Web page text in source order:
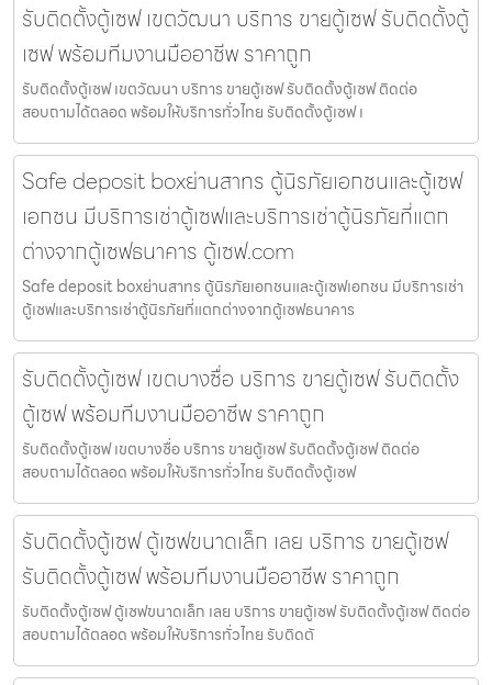
รับติดตั้งตู้เซฟ เขตวัฒนา บริการ ขายตู้เซฟ รับติดตั้งตู้
เซฟ พร้อมทีมงานมืออาชีพ ราคาถูก
รับติดตั้งตู้เซฟ เขตวัฒนา บริการ ขายตู้เซฟ รับติดตั้งตู้เซฟ ติดต่อ
สอบถามได้ตลอด พร้อมให้บริการทั่วไทย รับติดตั้งตู้เซฟ เ
Safe deposit boxย่านสาทร ตู้นิรภัยเอกชนและตู้เซฟ
เอกชน มีบริการเช่าตู้เซฟและบริการเช่าตู้นิรภัยที่แตก
ต่างจากตู้เซฟธนาคาร ตู้เซฟ.com
Safe deposit boxย่านสาทร ตู้นิรภัยเอกชนและตู้เซฟเอกชน มีบริการเช่า
ตู้เซฟและบริการเช่าตู้นิรภัยที่แตกต่างจากตู้เซฟธนาคาร
รับติดตั้งตู้เซฟ เขตบางซื่อ บริการ ขายตู้เซฟ รับติดตั้ง
ตู้เซฟ พร้อมทีมงานมืออาชีพ ราคาถูก
รับติดตั้งตู้เซฟ เขตบางซื่อ บริการ ขายตู้เซฟ รับติดตั้งตู้เซฟ ติดต่อ
สอบถามได้ตลอด พร้อมให้บริการทั่วไทย รับติดตั้งตู้เซฟ
รับติดตั้งตู้เซฟ ตู้เซฟขนาดเล็ก เลย บริการ ขายตู้เซฟ
รับติดตั้งตู้เซฟ พร้อมทีมงานมืออาชีพ ราคาถูก
รับติดตั้งตู้เซฟ ตู้เซฟขนาดเล็ก เลย บริการ ขายตู้เซฟ รับติดตั้งตู้เซฟ ติดต่อ
สอบถามได้ตลอด พร้อมให้บริการทั่วไทย รับติดตั